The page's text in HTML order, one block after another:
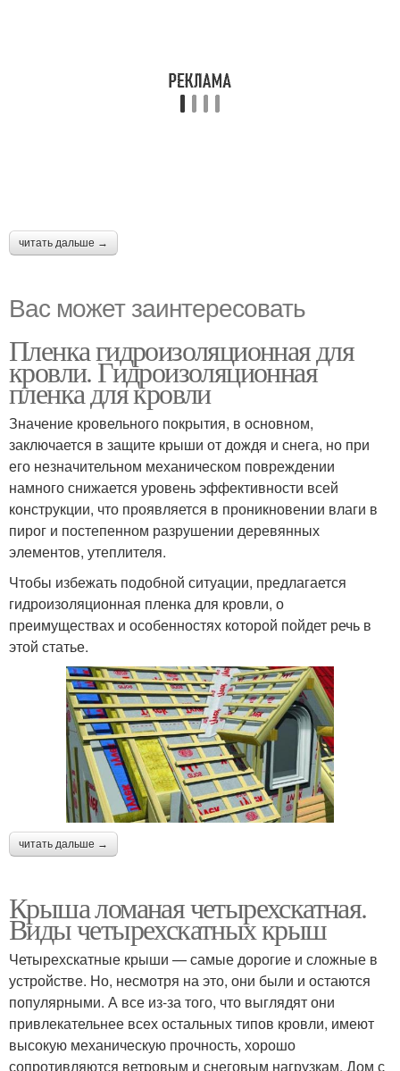
читать дальше →
Вас может заинтересовать
Пленка гидроизоляционная для
кровли. Гидроизоляционная
пленка для кровли
Значение кровельного покрытия, в основном,
заключается в защите крыши от дождя и снега, но при
его незначительном механическом повреждении
намного снижается уровень эффективности всей
конструкции, что проявляется в проникновении влаги в
пирог и постепенном разрушении деревянных
элементов, утеплителя.
Чтобы избежать подобной ситуации, предлагается
гидроизоляционная пленка для кровли, о
преимуществах и особенностях которой пойдет речь в
этой статье.
читать дальше →
Крыша ломаная четырехскатная.
Виды четырехскатных крыш
Четырехскатные крыши — самые дорогие и сложные в
устройстве. Но, несмотря на это, они были и остаются
популярными. А все из-за того, что выглядят они
привлекательнее всех остальных типов кровли, имеют
высокую механическую прочность, хорошо
сопротивляются ветровым и снеговым нагрузкам. Дом с